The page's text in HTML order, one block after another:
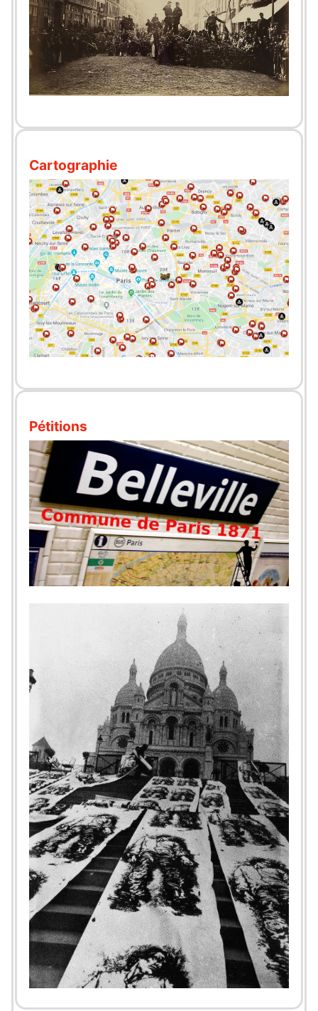
Cartographie
Pétitions